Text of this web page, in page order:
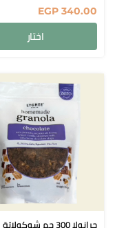
EGP 340.00
اختار
جرانولا 300 جم شوكولاتة